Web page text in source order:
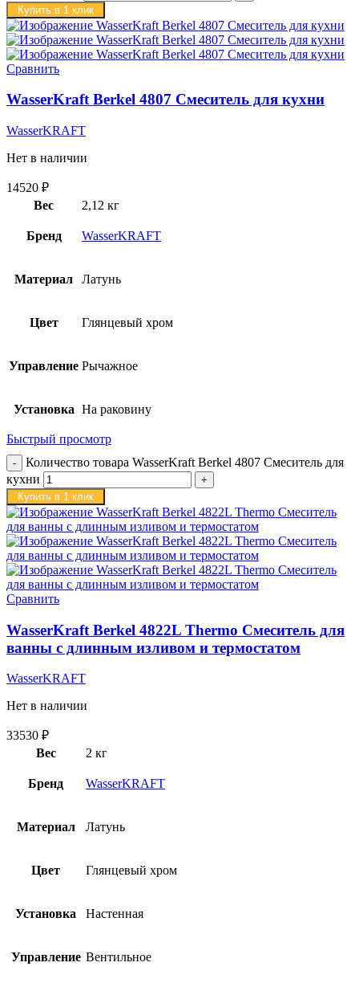
Купить в 1 клик
Сравнить
WasserKraft Berkel 4807 Смеситель для кухни
WasserKRAFT
Нет в наличии
14520 ₽
Вес
2,12 кг
Бренд WasserKRAFT
Материал Латунь
Цвет Глянцевый хром
Управление Рычажное
Установка На раковину
Быстрый просмотр
Количество товара WasserKraft Berkel 4807 Смеситель для
кухни
Купить в 1 клик
Сравнить
WasserKraft Berkel 4822L Thermo Смеситель для
ванны с длинным изливом и термостатом
WasserKRAFT
Нет в наличии
33530 ₽
Вес
2 кг
Бренд WasserKRAFT
Материал Латунь
Цвет Глянцевый хром
Установка Настенная
Управление Вентильное